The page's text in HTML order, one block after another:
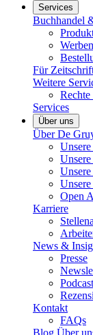
Services
Buchhandel
Für
Weitere
Services
Über uns
Über De
Open
Karriere
News &
Presse
Kontakt
FAQs
Blog Über